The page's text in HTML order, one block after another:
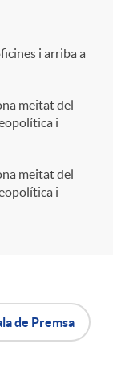
i arriba a
meitat del
i
meitat del
i
de Premsa